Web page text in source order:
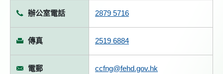
辦公室電話 2879 5716
傳真 2519 6884
電郵 ccfng@fehd.gov.hk